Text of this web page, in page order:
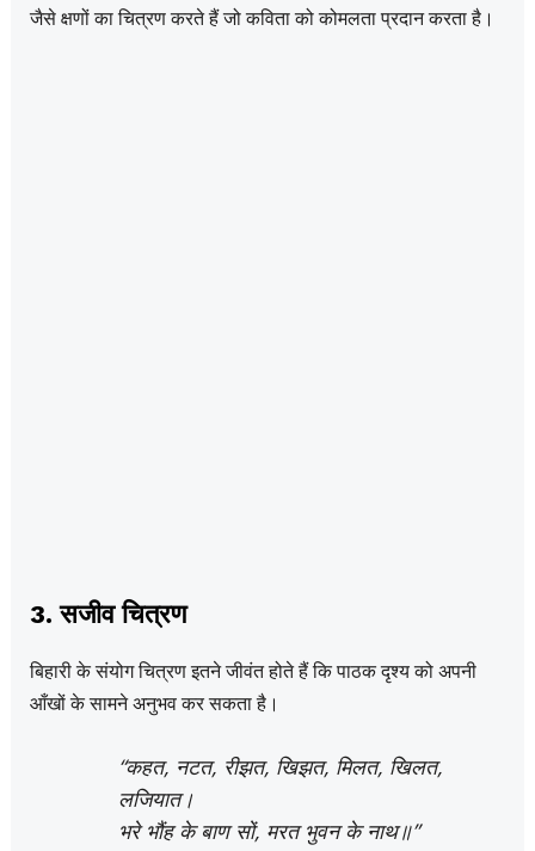
जैसे क्षणों का चित्रण करते हैं जो कविता को कोमलता प्रदान करता है।
3. सजीव चित्रण
बिहारी के संयोग चित्रण इतने जीवंत होते हैं कि पाठक दृश्य को अपनी
आँखों के सामने अनुभव कर सकता है।
“कहत, नटत, रीझत, खिझत, मिलत, खिलत,
लजियात।
भरे भौंह के बाण सों, मरत भुवन के नाथ॥”